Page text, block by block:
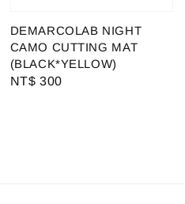
DEMARCOLAB NIGHT
CAMO CUTTING MAT
(BLACK*YELLOW)
Regular
NT$ 300